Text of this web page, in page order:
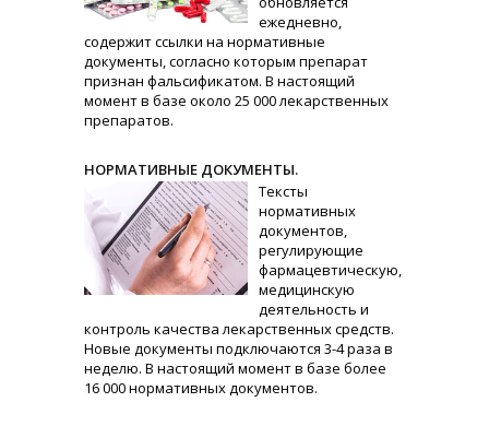
ежедневно,
содержит ссылки на нормативные
документы, согласно которым препарат
признан фальсификатом. В настоящий
момент в базе около 25 000 лекарственных
препаратов.
НОРМАТИВНЫЕ ДОКУМЕНТЫ.
Тексты
нормативных
документов,
регулирующие
фармацевтическую,
медицинскую
деятельность и
контроль качества лекарственных средств.
Новые документы подключаются 3-4 раза в
неделю. В настоящий момент в базе более
16 000 нормативных документов.